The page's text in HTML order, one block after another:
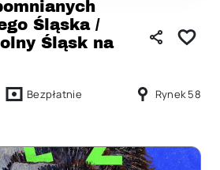
Śląska /
Śląsk na
Bezpłatnie Rynek 58